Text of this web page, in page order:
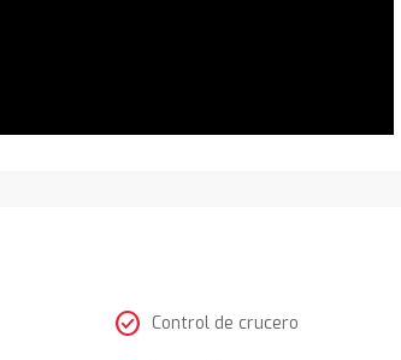
check_circle Control de crucero